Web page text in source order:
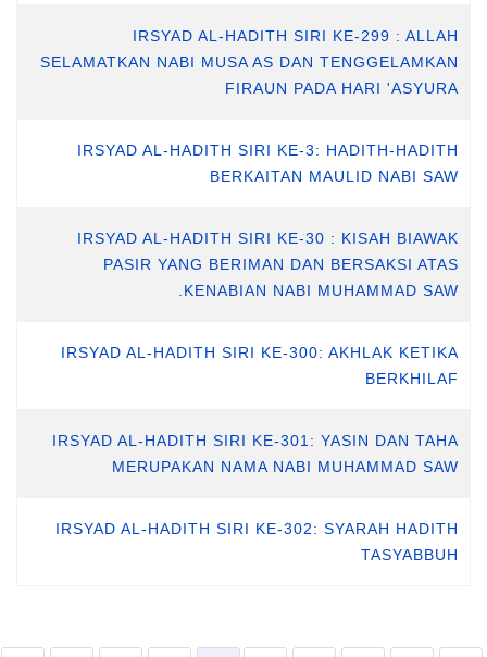
IRSYAD AL-HADITH SIRI KE-299 : ALLAH
SELAMATKAN NABI MUSA AS DAN TENGGELAMKAN
FIRAUN PADA HARI 'ASYURA
IRSYAD AL-HADITH SIRI KE-3: HADITH-HADITH
BERKAITAN MAULID NABI SAW
IRSYAD AL-HADITH SIRI KE-30 : KISAH BIAWAK
PASIR YANG BERIMAN DAN BERSAKSI ATAS
KENABIAN NABI MUHAMMAD SAW.
IRSYAD AL-HADITH SIRI KE-300: AKHLAK KETIKA
BERKHILAF
IRSYAD AL-HADITH SIRI KE-301: YASIN DAN TAHA
MERUPAKAN NAMA NABI MUHAMMAD SAW
IRSYAD AL-HADITH SIRI KE-302: SYARAH HADITH
TASYABBUH